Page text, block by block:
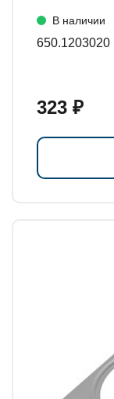
В наличии
323 ₽